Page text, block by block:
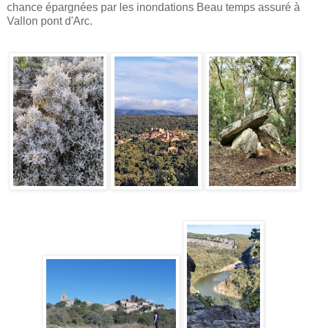
chance épargnées par les inondations Beau temps assuré à
Vallon pont d'Arc.